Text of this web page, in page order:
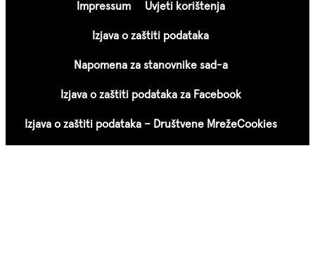
Impressum Uvjeti korištenja
Izjava o zaštiti podataka
Napomena za stanovnike sad-a
Izjava o zaštiti podataka za Facebook
Izjava o zaštiti podataka – Društvene MrežeCookies